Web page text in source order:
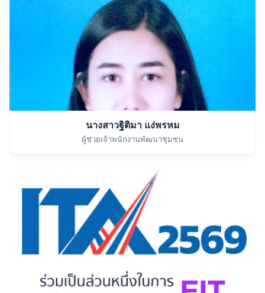
นางสาวฐิติมา แง่พรหม
ผู้ช่วยเจ้าพนักงานพัฒนาชุมชน